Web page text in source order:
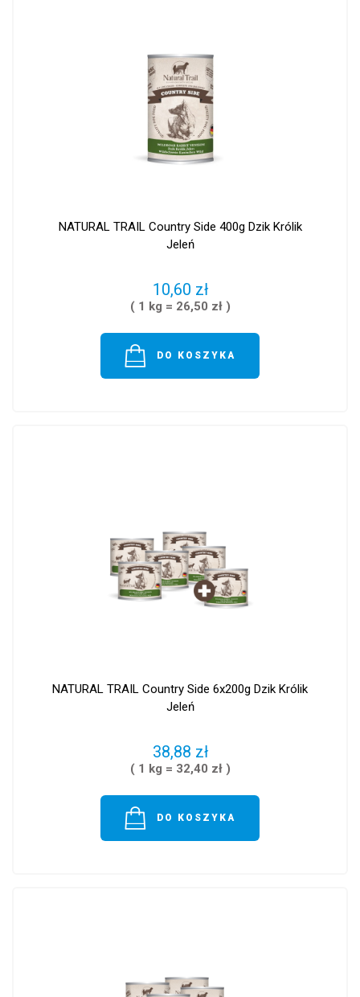
NATURAL TRAIL Country Side 400g Dzik Królik
Jeleń
10,60 zł
( 1 kg = 26,50 zł )
DO KOSZYKA
NATURAL TRAIL Country Side 6x200g Dzik Królik
Jeleń
38,88 zł
( 1 kg = 32,40 zł )
DO KOSZYKA